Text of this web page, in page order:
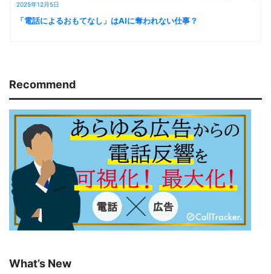
2025年12月5日
「電話によるおもてなし」はAIに奪われない仕事？
Recommend
What’s New